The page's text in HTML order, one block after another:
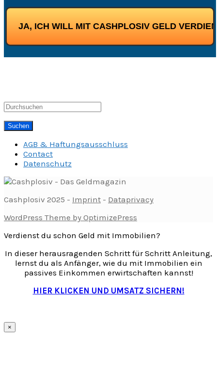
AGB & Haftungsausschluss
Contact
Datenschutz
Cashplosiv 2025 - Imprint - Dataprivacy
WordPress Theme by OptimizePress
Verdienst du schon Geld mit Immobilien?
In dieser herausragenden Schritt für Schritt Anleitung,
lernst du als Anfänger, wie du mit Immobilien ein
passives Einkommen erwirtschaften kannst!
HIER KLICKEN UND UMSATZ SICHERN!
×